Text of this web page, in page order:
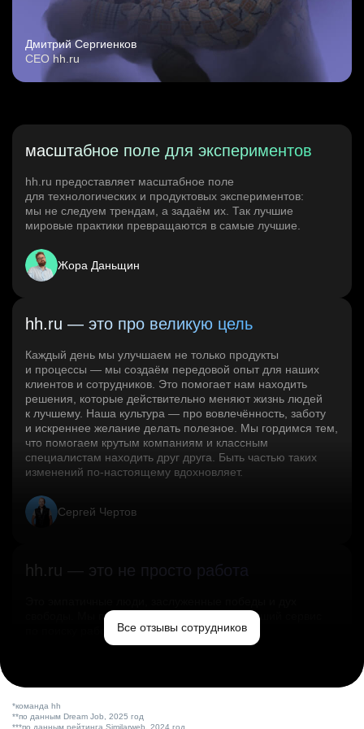
Дмитрий Сергиенков
CEO hh.ru
масштабное поле для экспериментов
hh.ru предоставляет масштабное поле
для технологических и продуктовых экспериментов:
мы не следуем трендам, а задаём их. Так лучшие
мировые практики превращаются в самые лучшие.
Жора Даньщин
hh.ru — это про великую цель
Каждый день мы улучшаем не только продукты
и процессы — мы создаём передовой опыт для наших
клиентов и сотрудников. Это помогает нам находить
решения, которые действительно меняют жизнь людей
к лучшему. Наша культура — про вовлечённость, заботу
и искреннее желание делать полезное. Мы гордимся тем,
что помогаем крутым компаниям и классным
специалистам находить друг друга. Быть частью таких
изменений по‑настоящему вдохновляет.
Сергей Чертов
hh.ru — это не просто работа
свободы. Мы помогаем миру и создаём лучший сервис
по поиску работы в стране.Все отзывы сотрудников
*команда hh
**по данным Dream Job, 2025 год
***по данным рейтинга Similarweb, 2024 год